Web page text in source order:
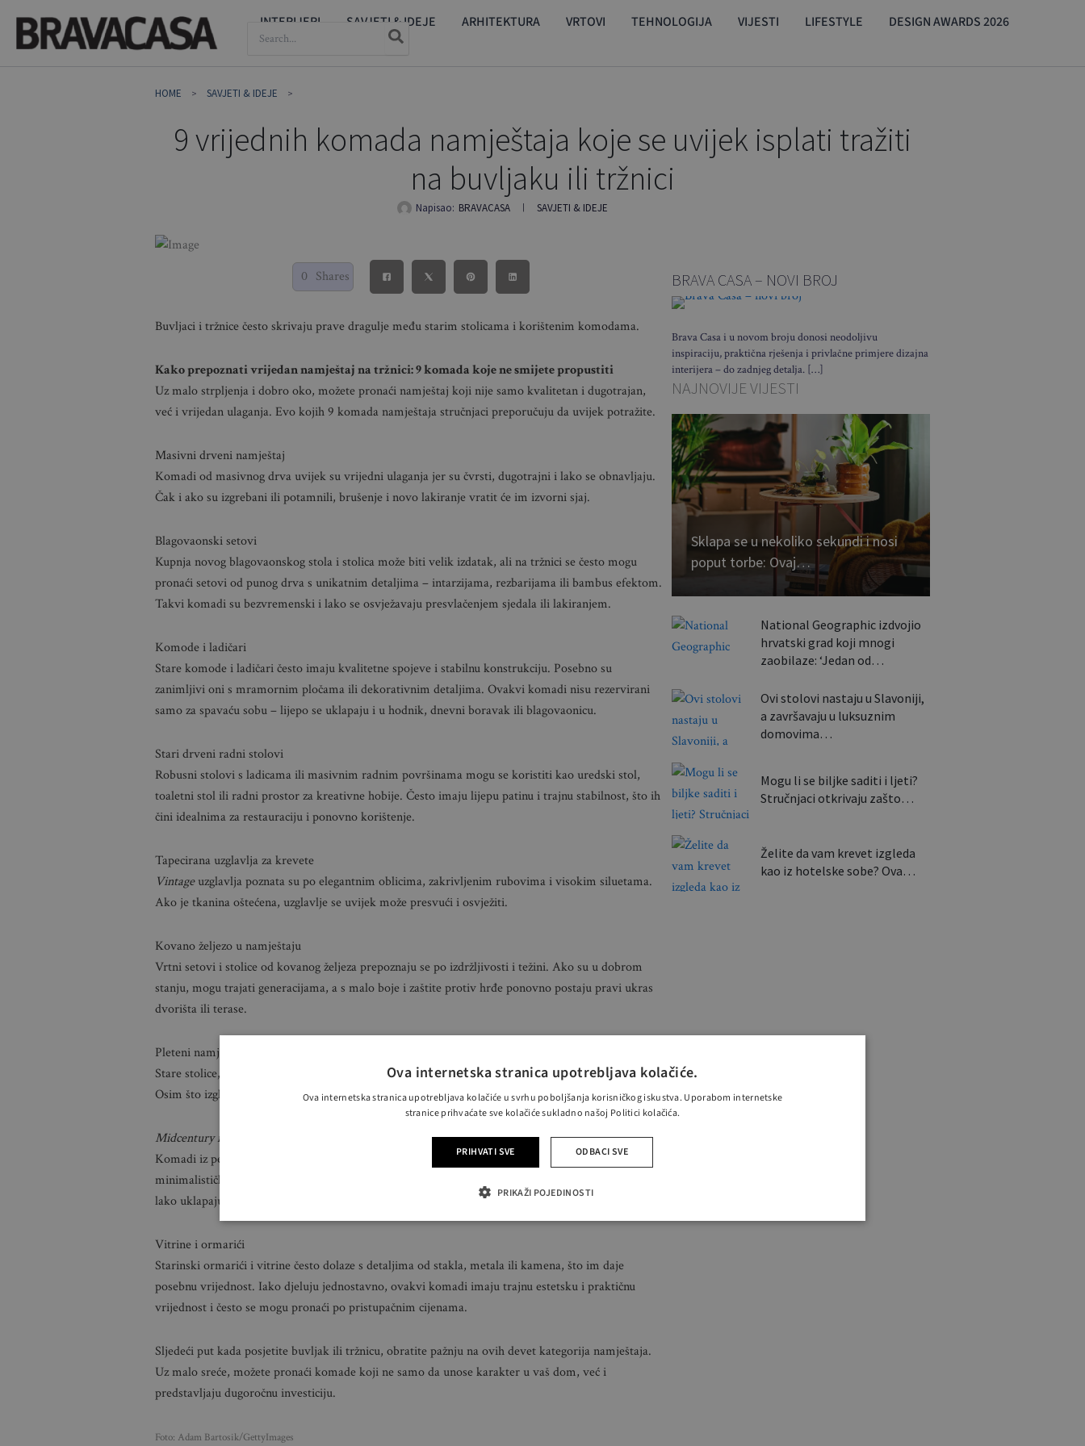
content
INTERIJERI SAVJETI & IDEJE ARHITEKTURA VRTOVI TEHNOLOGIJA VIJESTI LIFESTYLE DESIGN AWARDS 2026
FOR:
HOME SAVJETI & IDEJE
9 vrijednih komada namještaja koje se uvijek isplati tražiti
na buvljaku ili tržnici
Napisao: BRAVACASA SAVJETI & IDEJE
0 Shares
Buvljaci i tržnice često skrivaju prave dragulje među starim stolicama i korištenim komodama.
Kako prepoznati vrijedan namještaj na tržnici: 9 komada koje ne smijete propustiti
Uz malo strpljenja i dobro oko, možete pronaći namještaj koji nije samo kvalitetan i dugotrajan,
već i vrijedan ulaganja. Evo kojih 9 komada namještaja stručnjaci preporučuju da uvijek potražite.
Masivni drveni namještaj
Komadi od masivnog drva uvijek su vrijedni ulaganja jer su čvrsti, dugotrajni i lako se obnavljaju.
Čak i ako su izgrebani ili potamnili, brušenje i novo lakiranje vratit će im izvorni sjaj.
Blagovaonski setovi
Kupnja novog blagovaonskog stola i stolica može biti velik izdatak, ali na tržnici se često mogu
pronaći setovi od punog drva s unikatnim detaljima – intarzijama, rezbarijama ili bambus efektom.
Takvi komadi su bezvremenski i lako se osvježavaju presvlačenjem sjedala ili lakiranjem.
Komode i ladičari
Stare komode i ladičari često imaju kvalitetne spojeve i stabilnu konstrukciju. Posebno su
zanimljivi oni s mramornim pločama ili dekorativnim detaljima. Ovakvi komadi nisu rezervirani
samo za spavaću sobu – lijepo se uklapaju i u hodnik, dnevni boravak ili blagovaonicu.
Stari drveni radni stolovi
Robusni stolovi s ladicama ili masivnim radnim površinama mogu se koristiti kao uredski stol,
toaletni stol ili radni prostor za kreativne hobije. Često imaju lijepu patinu i trajnu stabilnost, što ih
čini idealnima za restauraciju i ponovno korištenje.
Tapecirana uzglavlja za krevete
Vintageuzglavlja poznata su po elegantnim oblicima, zakrivljenim rubovima i visokim siluetama.
Ako je tkanina oštećena, uzglavlje se uvijek može presvući i osvježiti.
Kovano željezo u namještaju
Vrtni setovi i stolice od kovanog željeza prepoznaju se po izdržljivosti i težini. Ako su u dobrom
stanju, mogu trajati generacijama, a s malo boje i zaštite protiv hrđe ponovno postaju pravi ukras
dvorišta ili terase.
Pleteni namještaj od ratana i šibe
Stare stolice, fotelje i komode od ratana ili šibe poznate su po svojoj čvrstoći i laganoj konstrukciji.
Osim što izgledaju šarmantno, unose i prirodnu toplinu u interijer.
Midcentury modern
Komadi iz pedesetih, šezdesetih i sedamdesetih godina prepoznaju se po čistim linijama,
minimalističkom obliku i funkcionalnosti. Ako ih uočite na tržnici, svakako ih vrijedi uzeti jer se
lako uklapaju i u moderan i u klasičan interijer.
Vitrine i ormarići
Starinski ormarići i vitrine često dolaze s detaljima od stakla, metala ili kamena, što im daje
posebnu vrijednost. Iako djeluju jednostavno, ovakvi komadi imaju trajnu estetsku i praktičnu
vrijednost i često se mogu pronaći po pristupačnim cijenama.
Sljedeći put kada posjetite buvljak ili tržnicu, obratite pažnju na ovih devet kategorija namještaja.
Uz malo sreće, možete pronaći komade koji ne samo da unose karakter u vaš dom, već i
predstavljaju dugoročnu investiciju.
Foto: Adam Bartosik/GettyImages
BRAVA CASA – NOVI BROJ
Brava Casa i u novom broju donosi neodoljivu
inspiraciju, praktična rješenja i privlačne primjere dizajna
interijera – do zadnjeg detalja. […]
NAJNOVIJE VIJESTI
Sklapa se u nekoliko sekundi i nosi
poput torbe: Ovaj…
National Geographic izdvojio
hrvatski grad koji mnogi
zaobilaze: ‘Jedan od…
Ovi stolovi nastaju u Slavoniji,
a završavaju u luksuznim
domovima…
Mogu li se biljke saditi i ljeti?
Stručnjaci otkrivaju zašto…
Želite da vam krevet izgleda
kao iz hotelske sobe? Ova…
Ova internetska stranica upotrebljava kolačiće.
Ova internetska stranica upotrebljava kolačiće u svrhu poboljšanja korisničkog iskustva. Uporabom internetske
stranice prihvaćate sve kolačiće sukladno našoj Politici kolačića.
PRIHVATI SVE ODBACI SVE
PRIKAŽI POJEDINOSTI